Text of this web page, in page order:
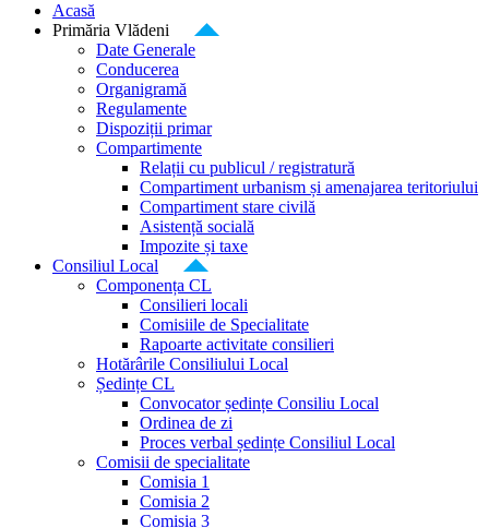
Acasă
Primăria Vlădeni
Date Generale
Conducerea
Organigramă
Regulamente
Dispoziții primar
Compartimente
Relații cu publicul / registratură
Compartiment urbanism și amenajarea teritoriului
Compartiment stare civilă
Asistență socială
Impozite și taxe
Consiliul Local
Componența CL
Consilieri locali
Comisiile de Specialitate
Rapoarte activitate consilieri
Hotărârile Consiliului Local
Ședințe CL
Convocator ședințe Consiliu Local
Ordinea de zi
Proces verbal ședințe Consiliul Local
Comisii de specialitate
Comisia 1
Comisia 2
Comisia 3